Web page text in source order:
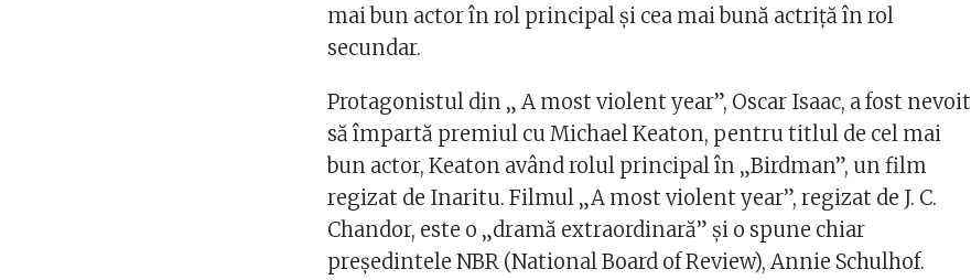
mai bun actor în rol principal și cea mai bună actriță în rol
secundar.
Protagonistul din „ A most violent year”, Oscar Isaac, a fost nevoit
să împartă premiul cu Michael Keaton, pentru titlul de cel mai
bun actor, Keaton având rolul principal în „Birdman”, un film
regizat de Inaritu. Filmul „A most violent year”, regizat de J. C.
Chandor, este o „dramă extraordinară” și o spune chiar
președintele NBR (National Board of Review), Annie Schulhof.